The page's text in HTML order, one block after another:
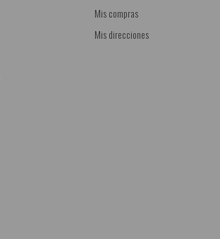
Mis compras
Mis direcciones